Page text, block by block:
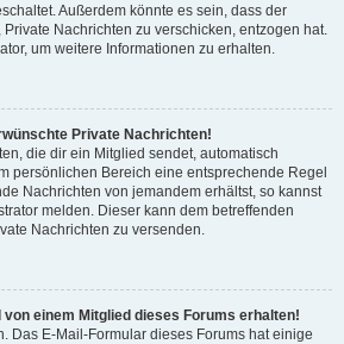
Außerdem könnte es sein, dass der
Nachrichten zu verschicken, entzogen hat.
um weitere Informationen zu erhalten.
Private Nachrichten!
die dir ein Mitglied sendet, automatisch
persönlichen Bereich eine entsprechende Regel
Nachrichten von jemandem erhältst, so kannst
melden. Dieser kann dem betreffenden
Nachrichten zu versenden.
von einem Mitglied dieses Forums erhalten!
Das E-Mail-Formular dieses Forums hat einige